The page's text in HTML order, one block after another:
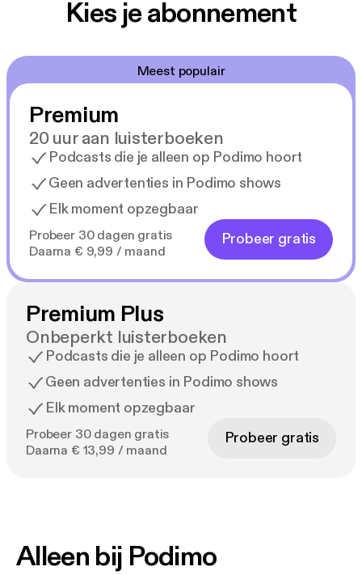
Kies je abonnement
Meest populair
Premium
20 uur aan luisterboeken
Podcasts die je alleen op Podimo hoort
Geen advertenties in Podimo shows
Elk moment opzegbaar
Probeer 30 dagen gratis
Daarna € 9,99 / maand
Probeer gratis
Premium Plus
Onbeperkt luisterboeken
Podcasts die je alleen op Podimo hoort
Geen advertenties in Podimo shows
Elk moment opzegbaar
Probeer 30 dagen gratis
Daarna € 13,99 / maand
Probeer gratis
Alleen bij Podimo